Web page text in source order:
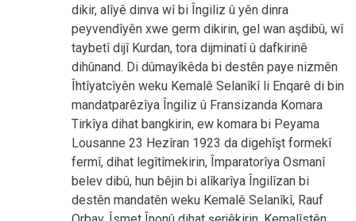
dikir, alîyê dinva wî bi Îngiliz û yên dinra
peyvendîyên xwe germ dikirin, gel wan aşdibû, wî
taybetî dijî Kurdan, tora dijminatî û dafkirinê
dihûnand. Di dûmayîkêda bi destên paye nizmên
Îhtîyatcîyên weku Kemalê Selanîkî li Enqarê di bin
mandatparêzîya Îngiliz û Fransizanda Komara
Tirkîya dihat bangkirin, ew komara bi Peyama
Lousanne 23 Hezîran 1923 da digehîşt formekî
fermî, dihat legîtîmekirin, Împaratorîya Osmanî
belev dibû, hun bêjin bi alîkarîya Îngilîzan bi
destên mandatên weku Kemalê Selanîkî, Rauf